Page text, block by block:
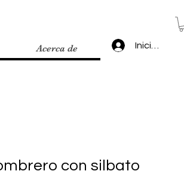
Acerca de Inicia sesión
con silbato